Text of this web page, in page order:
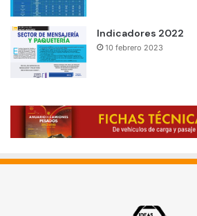
Indicadores 2022
10 febrero 2023